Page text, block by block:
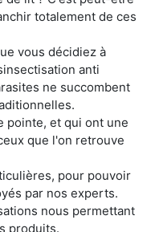
totalement de ces
vous décidiez à
anti
ne succombent
pointe, et qui ont une
que l'on retrouve
pour pouvoir
par nos experts.
nous permettant
produits.